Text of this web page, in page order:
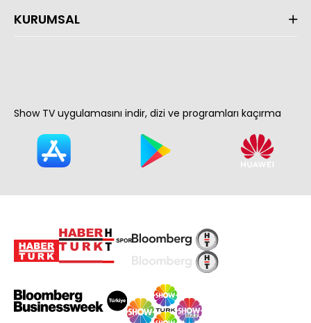
KURUMSAL
Show TV uygulamasını indir, dizi ve programları kaçırma